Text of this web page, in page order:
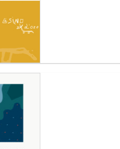
Aggiungi
alla lista
desideri